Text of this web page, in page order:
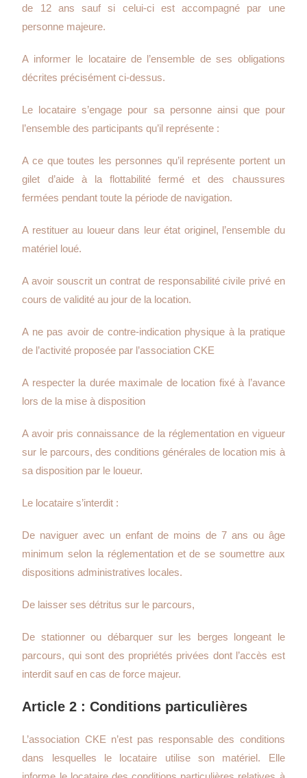
de 12 ans sauf si celui-ci est accompagné par une
personne majeure.
A informer le locataire de l’ensemble de ses obligations
décrites précisément ci-dessus.
Le locataire s’engage pour sa personne ainsi que pour
l’ensemble des participants qu’il représente :
A ce que toutes les personnes qu’il représente portent un
gilet d’aide à la flottabilité fermé et des chaussures
fermées pendant toute la période de navigation.
A restituer au loueur dans leur état originel, l’ensemble du
matériel loué.
A avoir souscrit un contrat de responsabilité civile privé en
cours de validité au jour de la location.
A ne pas avoir de contre-indication physique à la pratique
de l’activité proposée par l’association CKE
A respecter la durée maximale de location fixé à l’avance
lors de la mise à disposition
A avoir pris connaissance de la réglementation en vigueur
sur le parcours, des conditions générales de location mis à
sa disposition par le loueur.
Le locataire s’interdit :
De naviguer avec un enfant de moins de 7 ans ou âge
minimum selon la réglementation et de se soumettre aux
dispositions administratives locales.
De laisser ses détritus sur le parcours,
De stationner ou débarquer sur les berges longeant le
parcours, qui sont des propriétés privées dont l’accès est
interdit sauf en cas de force majeur.
Article 2 : Conditions particulières
L’association CKE n’est pas responsable des conditions
dans lesquelles le locataire utilise son matériel. Elle